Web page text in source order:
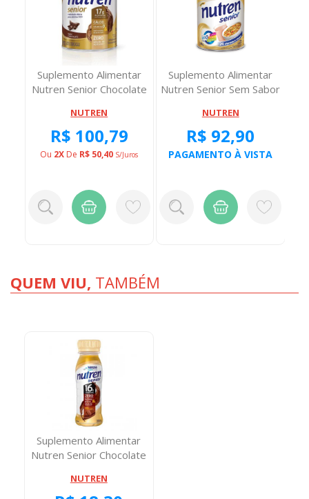
Suplemento Alimentar
Nutren Senior Chocolate
NUTREN
R$ 100,79
Ou 2X De R$ 50,40 S/juros
Suplemento Alimentar
Nutren Senior Sem Sabor
NUTREN
R$ 92,90
PAGAMENTO À VISTA
QUEM VIU, TAMBÉM
Suplemento Alimentar
Nutren Senior Chocolate
NUTREN